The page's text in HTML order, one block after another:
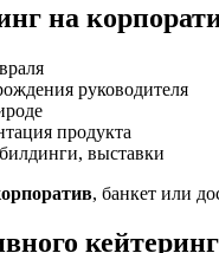
на
руководителя
продукта
выставки
, банкет или